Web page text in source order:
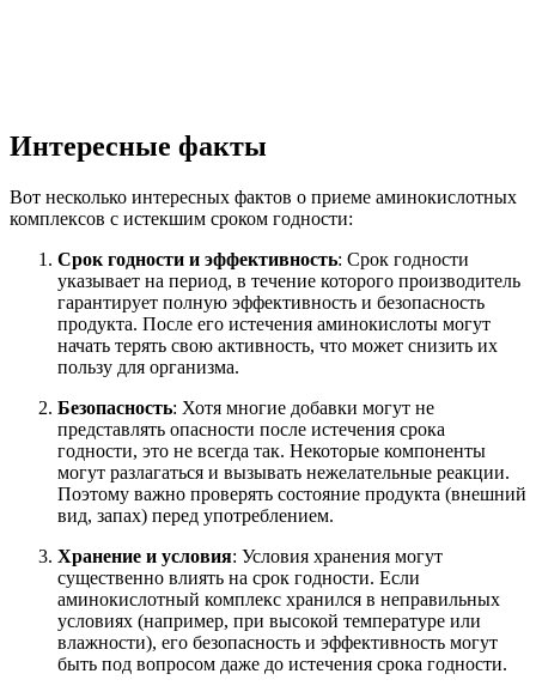
Интересные факты
Вот несколько интересных фактов о приеме аминокислотных
комплексов с истекшим сроком годности:
Срок годности и эффективность: Срок годности
указывает на период, в течение которого производитель
гарантирует полную эффективность и безопасность
продукта. После его истечения аминокислоты могут
начать терять свою активность, что может снизить их
пользу для организма.
Безопасность: Хотя многие добавки могут не
представлять опасности после истечения срока
годности, это не всегда так. Некоторые компоненты
могут разлагаться и вызывать нежелательные реакции.
Поэтому важно проверять состояние продукта (внешний
вид, запах) перед употреблением.
Хранение и условия: Условия хранения могут
существенно влиять на срок годности. Если
аминокислотный комплекс хранился в неправильных
условиях (например, при высокой температуре или
влажности), его безопасность и эффективность могут
быть под вопросом даже до истечения срока годности.